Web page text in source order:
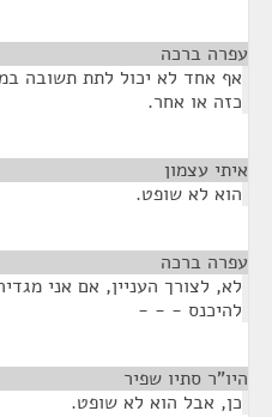
עפרה ברכה
אף אחד לא יכול לתת תשובה
כזה או אחר.
איתי עצמון
הוא לא שופט.
עפרה ברכה
לא, לצורך העניין, אם אני
להיכנס - - -
היו"ר סתיו שפיר
כן, אבל הוא לא שופט.